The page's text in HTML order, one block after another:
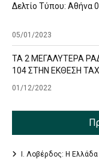
Δελτίο Τύπου: Αθήνα
05/01/2023
ΤΑ 2 ΜΕΓΑΛΥΤΕΡΑ
104 ΣΤΗΝ ΕΚΘΕΣΗ
01/12/2022
Ι. Λοβέρδος: Η